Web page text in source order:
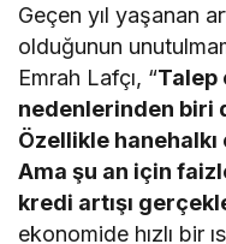
Geçen yıl yaşanan
olduğunun
Emrah Lafçı, “Talep
nedenlerinden biri
Özellikle
Ama şu an için
kredi artışı
ekonomide hızlı bir